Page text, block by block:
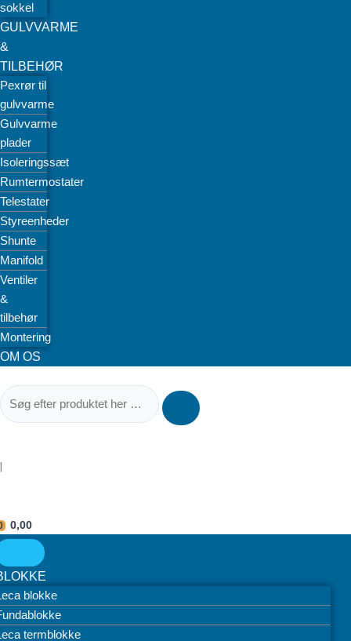
sokkel
GULVVARME
&
TILBEHØR
Pexrør til
gulvvarme
Gulvvarme
plader
Isoleringssæt
Rumtermostater
Telestater
Styreenheder
Shunte
Manifold
Ventiler
&
tilbehør
Montering
OM OS
|
0,00
blokke
termblokke